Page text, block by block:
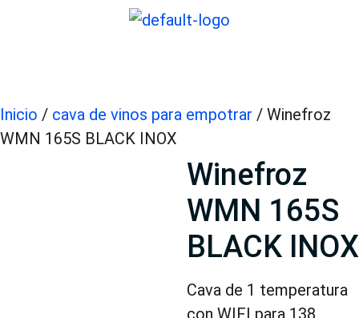
Inicio / cava de vinos para empotrar / Winefroz
WMN 165S BLACK INOX
Winefroz
WMN 165S
BLACK INOX
Cava de 1 temperatura
con WIFI para 138